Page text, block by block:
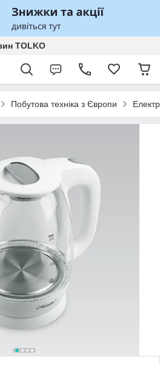
TOLKO
Побутова техніка з Європи